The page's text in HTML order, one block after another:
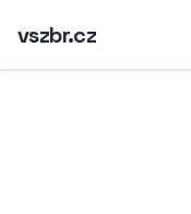
vszbr.cz